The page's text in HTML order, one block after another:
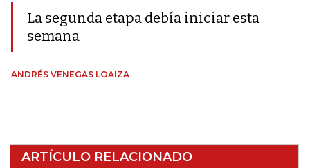
La segunda etapa debía iniciar esta
semana
ANDRÉS VENEGAS LOAIZA
ARTÍCULO RELACIONADO